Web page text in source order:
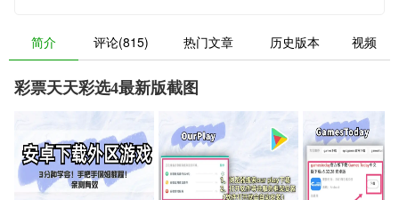
简介 评论(815) 热门文章 历史版本 视频
彩票天天彩选4最新版截图